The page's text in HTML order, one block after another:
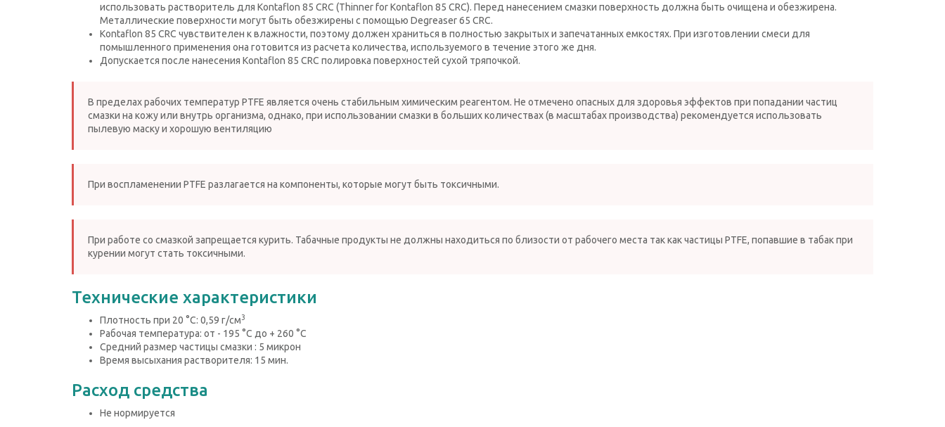
использовать растворитель для Kontaflon 85 CRC (Thinner for Kontaflon 85 CRC). Перед нанесением смазки поверхность должна быть очищена и обезжирена.
Металлические поверхности могут быть обезжирены с помощью Degreaser 65 CRC.
Kontaflon 85 CRC чувствителен к влажности, поэтому должен храниться в полностью закрытых и запечатанных емкостях. При изготовлении смеси для
помышленного применения она готовится из расчета количества, используемого в течение этого же дня.
Допускается после нанесения Kontaflon 85 CRC полировка поверхностей сухой тряпочкой.
В пределах рабочих температур PTFE является очень стабильным химическим реагентом. Не отмечено опасных для здоровья эффектов при попадании частиц
смазки на кожу или внутрь организма, однако, при использовании смазки в больших количествах (в масштабах производства) рекомендуется использовать
пылевую маску и хорошую вентиляцию
При воспламенении PTFE разлагается на компоненты, которые могут быть токсичными.
При работе со смазкой запрещается курить. Табачные продукты не должны находиться по близости от рабочего места так как частицы PTFE, попавшие в табак при
курении могут стать токсичными.
Технические характеристики
Плотность при 20 °С: 0,59 г/см3
Рабочая температура: от - 195 °С до + 260 °С
Средний размер частицы смазки : 5 микрон
Время высыхания растворителя: 15 мин.
Расход средства
Не нормируется